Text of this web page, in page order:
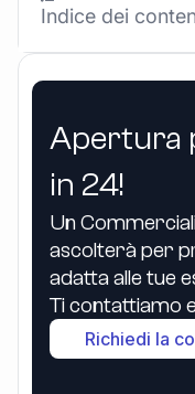
Apertura
in 24!
Un
ascolterà per
adatta alle tue
Ti contattiamo
Richiedi la
Indice dei